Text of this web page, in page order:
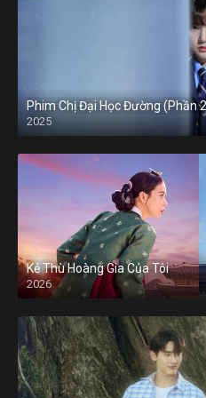
Phim Chị Đại Học Đường (Phần
2025
Kẻ Thù Hoàng Gia Của Tôi
2026